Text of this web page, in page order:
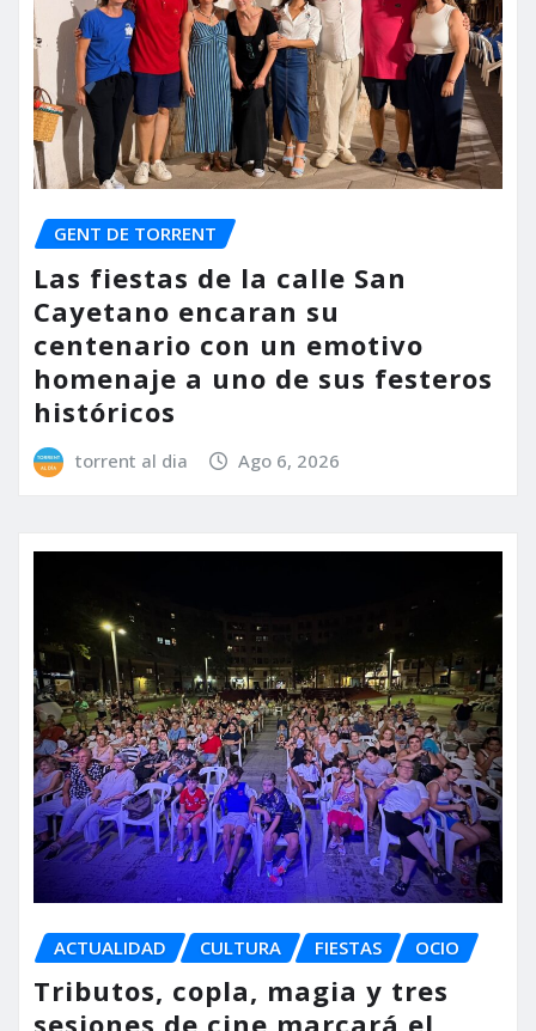
GENT DE TORRENT
Las fiestas de la calle San
Cayetano encaran su
centenario con un emotivo
homenaje a uno de sus festeros
históricos
torrent al dia Ago 6, 2026
ACTUALIDAD CULTURA FIESTAS OCIO
Tributos, copla, magia y tres